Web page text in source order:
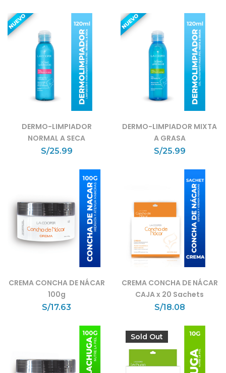
DERMO-LIMPIADOR
NORMAL A SECA
S/25.99
DERMO-LIMPIADOR MIXTA
A GRASA
S/25.99
CREMA CONCHA DE NÁCAR
100g
S/17.63
CREMA CONCHA DE NÁCAR
CAJA x 20 Sachets
S/18.08
Sold Out